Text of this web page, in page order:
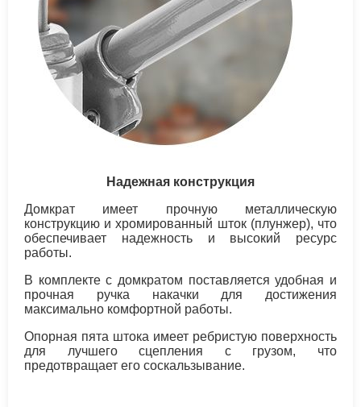
Надежная конструкция
Домкрат имеет прочную металлическую
конструкцию и хромированный шток (плунжер), что
обеспечивает надежность и высокий ресурс
работы.
В комплекте с домкратом поставляется удобная и
прочная ручка накачки для достижения
максимально комфортной работы.
Опорная пята штока имеет ребристую поверхность
для лучшего сцепления с грузом, что
предотвращает его соскальзывание.